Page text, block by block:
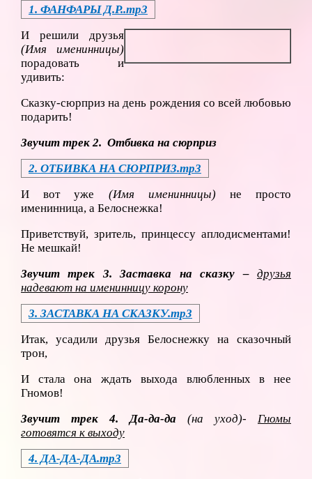
1. ФАНФАРЫ Д.Р..mp3
И решили друзья
(Имя именинницы)
порадовать и
удивить:
Сказку-сюрприз на день рождения со всей любовью
подарить!
Звучит трек 2. Отбивка на сюрприз
2. ОТБИВКА НА СЮРПРИЗ.mp3
И вот уже (Имя именинницы)не просто
именинница, а Белоснежка!
Приветствуй, зритель, принцессу аплодисментами!
Не мешкай!
Звучит трек 3. Заставка на сказку – друзья
надевают на именинницу корону
3. ЗАСТАВКА НА СКАЗКУ.mp3
Итак, усадили друзья Белоснежку на сказочный
трон,
И стала она ждать выхода влюбленных в нее
Гномов!
Звучит трек 4. Да-да-да (на уход)- Гномы
готовятся к выходу
4. ДА-ДА-ДА.mp3